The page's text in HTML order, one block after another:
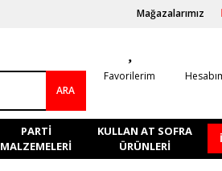
Mağazalarımız
ARA
Favorilerim
PARTI
MALZEMELERI
KULLAN AT SOFRA
ÜRÜNLERI